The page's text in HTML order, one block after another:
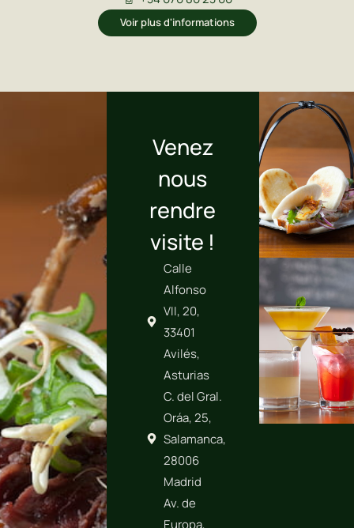
Voir plus d'informations
Venez
nous
rendre
visite !
Calle
Alfonso
VII, 20,
33401
Avilés,
Asturias
C. del Gral.
Oráa, 25,
Salamanca,
28006
Madrid
Av. de
Europa,